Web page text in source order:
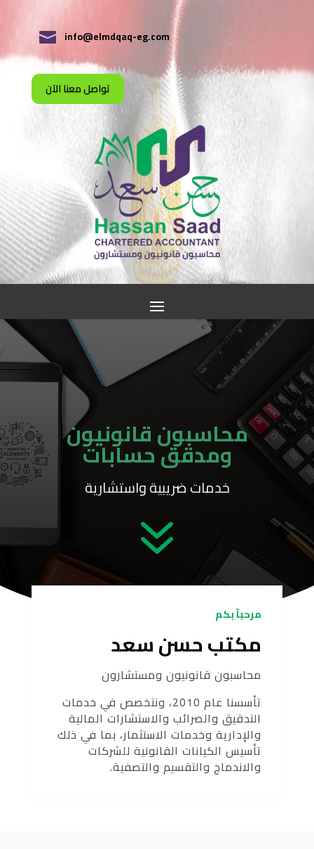
 info@elmdqaq-eg.com
تواصل معنا الآن
محاسبون قانونيون
ومدقق حسابات
خدمات ضريبية واستشارية
7
مرحباً بكم
مكتب حسن سعد
محاسبون قانونيون ومستشارون
تأسسنا عام 2010، ونتخصص في خدمات
التدقيق والضرائب والاستشارات المالية
والإدارية وخدمات الاستثمار، بما في ذلك
تأسيس الكيانات القانونية للشركات
والاندماج والتقسيم والتصفية.